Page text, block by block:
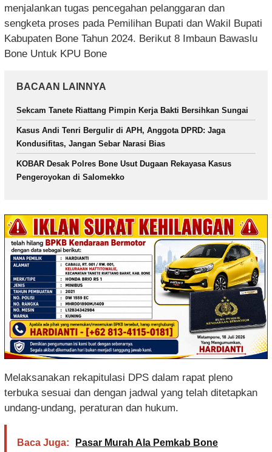
menjalankan tugas pencegahan pelanggaran dan
sengketa proses pada Pemilihan Bupati dan Wakil Bupati
Kabupaten Bone Tahun 2024. Berikut 8 Imbaun Bawaslu
Bone Untuk KPU Bone
BACAAN LAINNYA
Sekcam Tanete Riattang Pimpin Kerja Bakti Bersihkan Sungai
Kasus Andi Tenri Bergulir di APH, Anggota DPRD: Jaga
Kondusifitas, Jangan Sebar Narasi Bias
KOBAR Desak Polres Bone Usut Dugaan Rekayasa Kasus
Pengeroyokan di Salomekko
Melaksanakan rekapitulasi DPS dalam rapat pleno
terbuka sesuai dan dengan jadwal yang telah ditetapkan
undang-undang, peraturan dan hukum.
Baca Juga: Pasar Murah Ala Pemkab Bone